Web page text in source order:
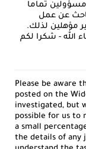
تماماً
عن عمل
مؤهلين لذلك.
الله - شكرا لكم
Please be aware
posted on the
investigated, but
possible for us to
a small
the details of any